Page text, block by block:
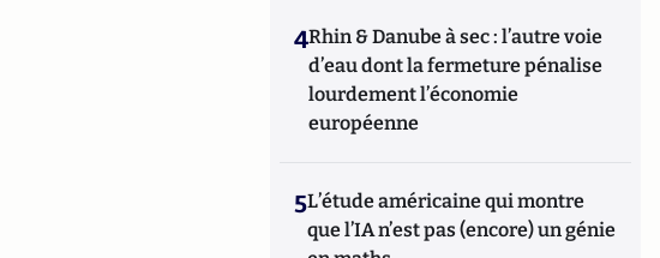
4Rhin & Danube à sec : l’autre voie
d’eau dont la fermeture pénalise
lourdement l’économie
européenne
5L’étude américaine qui montre
que l’IA n’est pas (encore) un génie